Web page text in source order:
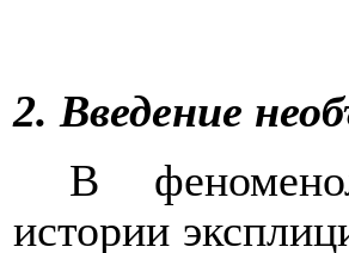
2. Введение
В
истории